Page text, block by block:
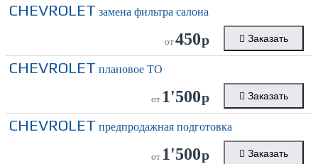
CHEVROLET замена фильтра салона
от450р Заказать
CHEVROLET плановое ТО
от 1'500р Заказать
CHEVROLET предпродажная подготовка
от 1'500р Заказать